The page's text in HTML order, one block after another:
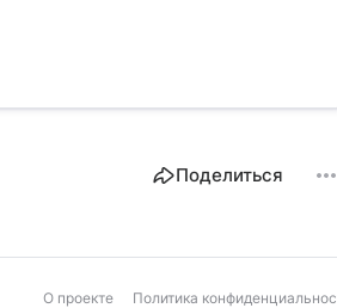
Поделиться
О проекте Политика